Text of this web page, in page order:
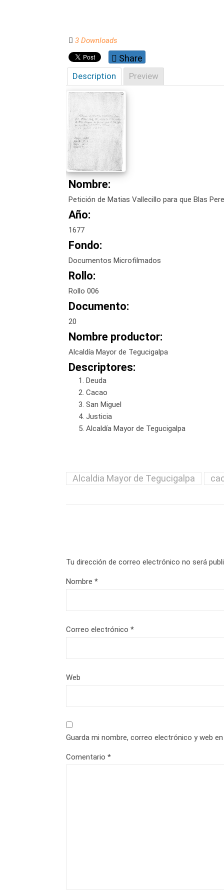
3 Downloads
Share
Description Preview
Nombre:
Petición de Matias Vallecillo para que Blas
Año:
1677
Fondo:
Documentos Microfilmados
Rollo:
Rollo 006
Documento:
20
Nombre productor:
Alcaldía Mayor de Tegucigalpa
Descriptores:
Deuda
Cacao
San Miguel
Justicia
Alcaldía Mayor de Tegucigalpa
Alcaldia Mayor de Tegucigalpa
Tu dirección de correo electrónico no será
Nombre *
Correo electrónico *
Web
Guarda mi nombre, correo electrónico y web
Comentario *